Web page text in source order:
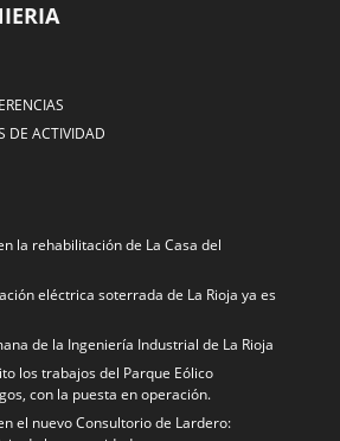
DE ACTIVIDAD
la rehabilitación de La Casa del
eléctrica soterrada de La Rioja ya es
de la Ingeniería Industrial de La Rioja
los trabajos del Parque Eólico
con la puesta en operación.
el nuevo Consultorio de Lardero: